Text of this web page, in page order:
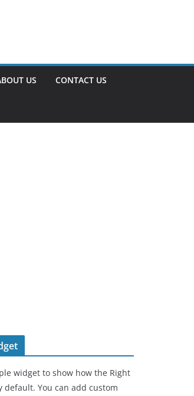
US CONTACT US
widget to show how the Right
default. You can add custom